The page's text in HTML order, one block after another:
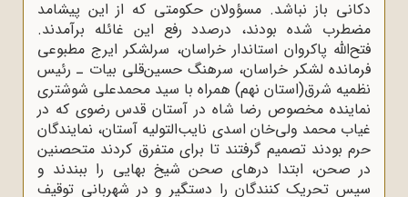
دکانى باز نباشد. مسؤولان حکومتى که از این پیشامد
مضطرب شده بودند، درصدد رفع این غائله برآمدند.
فتح‌الله پاکروان استاندار خراسان، سرلشکر ایرج مطبوعی
فرمانده لشکر خراسان، سرهنگ حسین‌قلی بیات ـ رئیس
نظمیه شرق(استان نهم) همراه با سید محمدعلی شوشتری
نماینده مخصوص رضا شاه در آستان قدس رضوی که در
غیاب محمد ولى‌خان اسدى نایب‌التولیه آستان، نمایندگان
حرم بودند تصمیم گرفتند تا براى متفرق کردند متحصنین
در صحن، ابتدا درهاى صحن شیخ بهایى را ببندند و
سپس تحریک کنندگان را دستگیر و در شهربانى توقیف